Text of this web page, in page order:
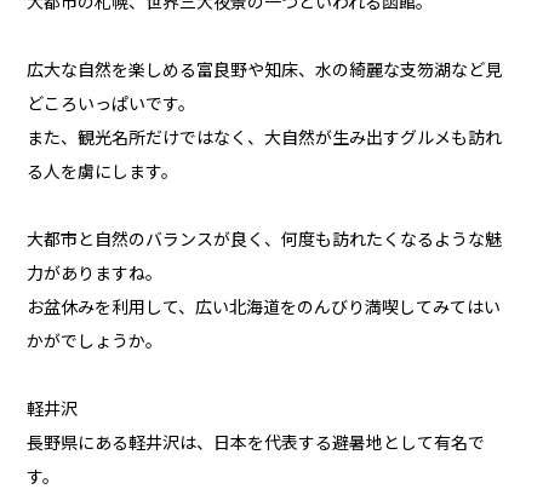
広大な自然を楽しめる富良野や知床、水の綺麗な支笏湖など見
どころいっぱいです。
また、観光名所だけではなく、大自然が生み出すグルメも訪れ
る人を虜にします。
大都市と自然のバランスが良く、何度も訪れたくなるような魅
力がありますね。
お盆休みを利用して、広い北海道をのんびり満喫してみてはい
かがでしょうか。
軽井沢
長野県にある軽井沢は、日本を代表する避暑地として有名で
す。